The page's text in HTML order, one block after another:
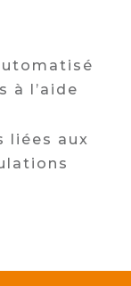
à l’aide
liées aux